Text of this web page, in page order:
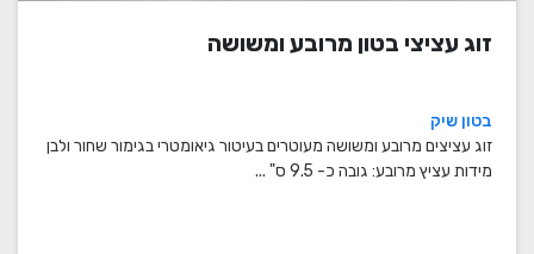
זוג עציצי בטון מרובע ומשושה
בטון שיק
זוג עציצים מרובע ומשושה מעוטרים בעיטור גיאומטרי בגימור שחור ולבן
מידות עציץ מרובע: גובה כ- 9.5 ס" ...